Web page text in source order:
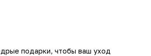
подарки, чтобы ваш уход